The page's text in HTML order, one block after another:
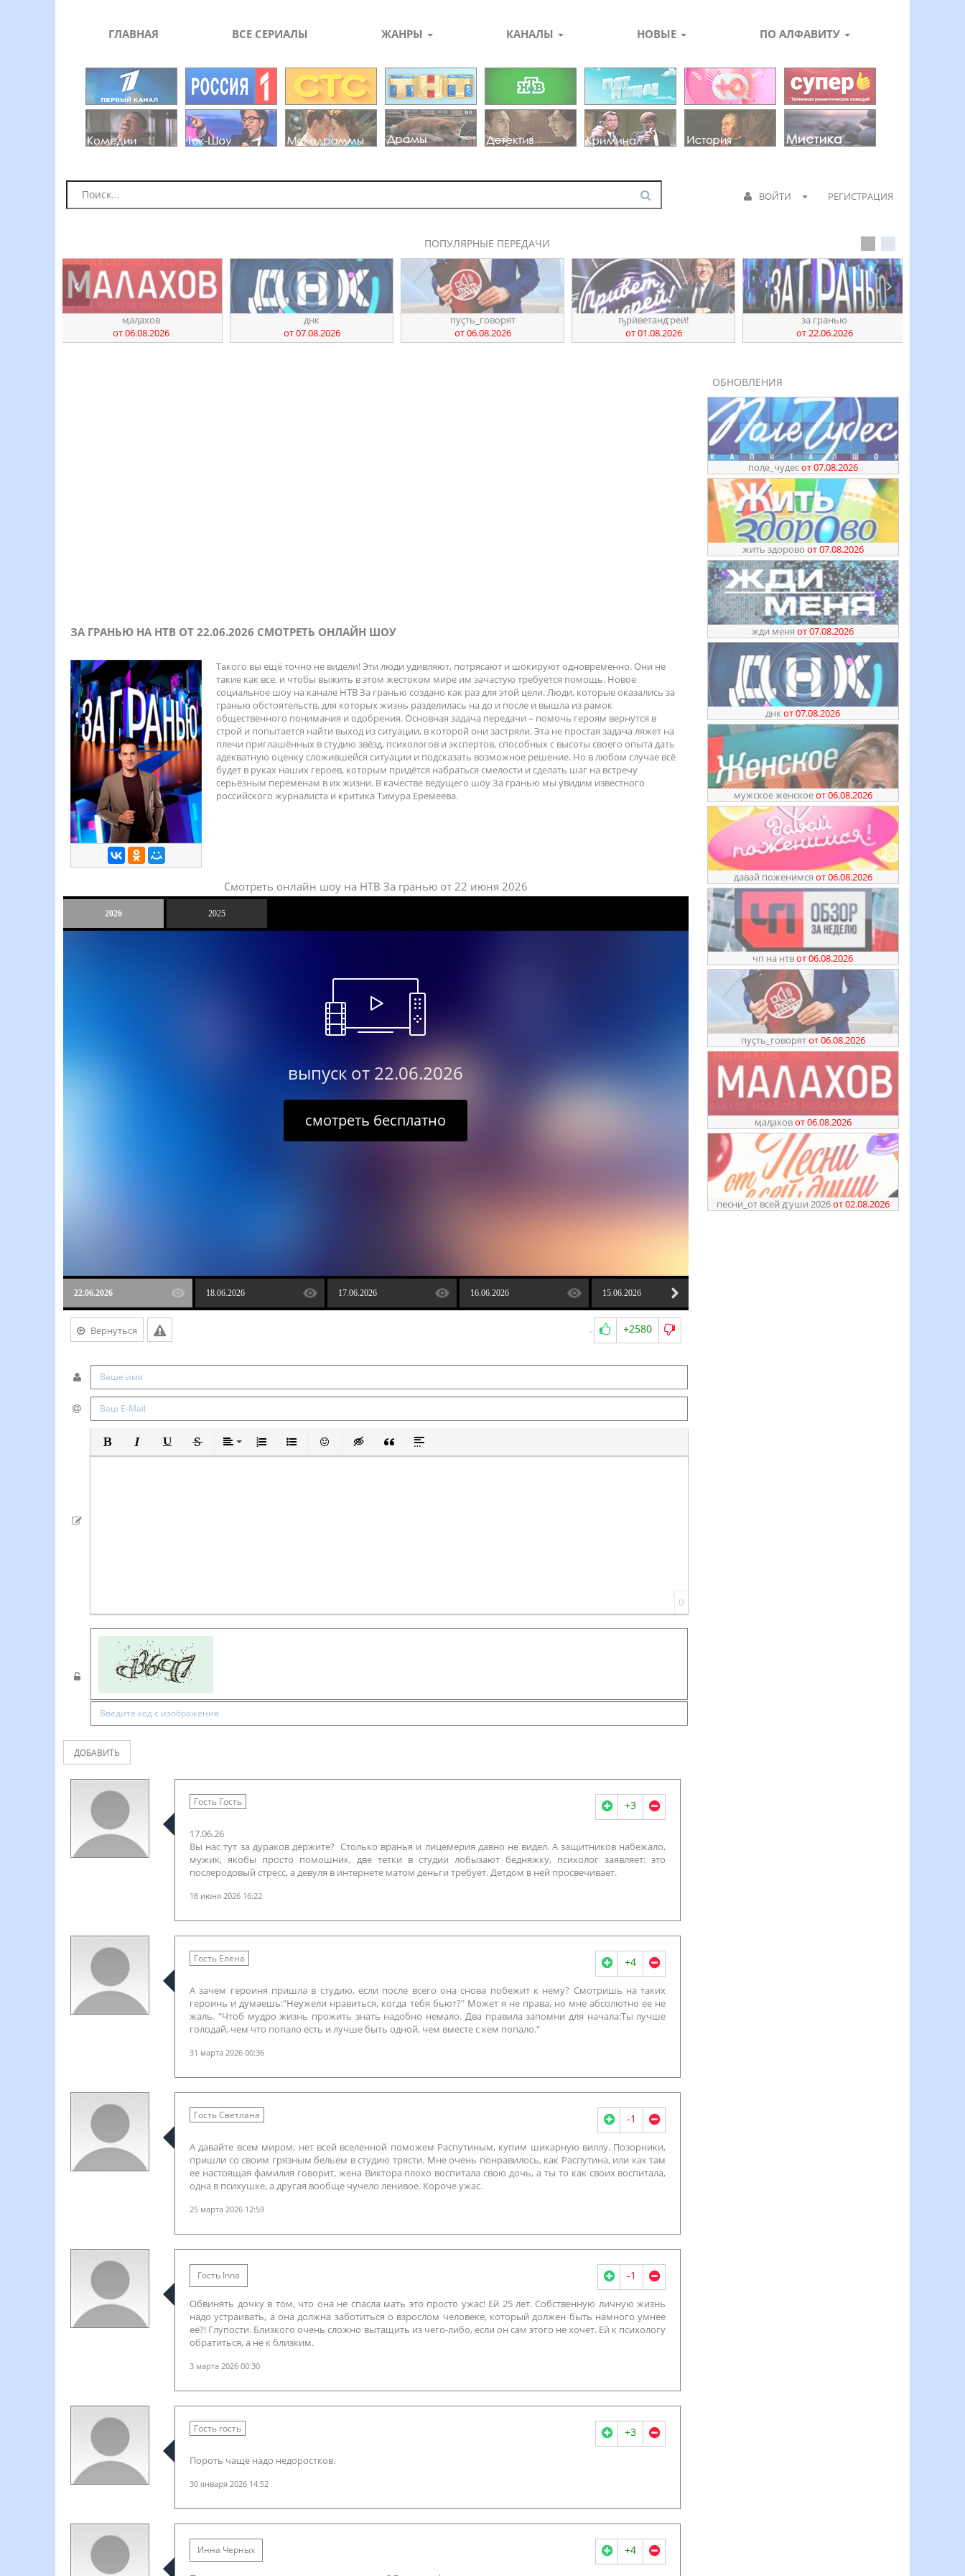
ГЛАВНАЯ ВСЕ СЕРИАЛЫ ЖАНРЫ КАНАЛЫ НОВЫЕ ПО АЛФАВИТУ
ВОЙТИ РЕГИСТРАЦИЯ
ПОПУЛЯРНЫЕ ПЕРЕДАЧИ
ӎаԓахов
от 06.08.2026
днк
от 07.08.2026
пуҫть_говорят
от 06.08.2026
ҧрӥветанꙣреӥ!
от 01.08.2026
за гранью
от 22.06.2026
ЗА ГРАНЬЮ НА НТВ ОТ 22.06.2026 СМОТРЕТЬ ОНЛАЙН ШОУ
Такого вы ещё точно не видели! Эти люди удивляют, потрясают и шокируют одновременно. Они не
такие как все, и чтобы выжить в этом жестоком мире им зачастую требуется помощь. Новое
социальное шоу на канале НТВ За гранью создано как раз для этой цели. Люди, которые оказались за
гранью обстоятельств, для которых жизнь разделилась на до и после и вышла из рамок
общественного понимания и одобрения. Основная задача передачи – помочь героям вернутся в
строй и попытается найти выход из ситуации, в которой они застряли. Эта не простая задача ляжет на
плечи приглашённых в студию звёзд, психологов и экспертов, способных с высоты своего опыта дать
адекватную оценку сложившейся ситуации и подсказать возможное решение. Но в любом случае всё
будет в руках наших героев, которым придётся набраться смелости и сделать шаг на встречу
серьёзным переменам в их жизни. В качестве ведущего шоу За гранью мы увидим известного
российского журналиста и критика Тимура Еремеева.
Смотреть онлайн шоу на НТВ За гранью от 22 июня 2026
2026 2025
выпуск от 22.06.2026
смотреть бесплатно
22.06.2026 18.06.2026 17.06.2026 16.06.2026 15.06.2026
Вернуться +2580
Полужирный
КурсивПодчеркнутый
ЗачеркнутыйВыравнивание
Нумерованный список
Маркированный список
Вставить смайлик
Вставка скрытого текста
Вставка цитаты
Вставка спойлера
0
ДОБАВИТЬ
Гость Гость +3
17.06.26
Вы нас тут за дураков держите? Столько вранья и лицемерия давно не видел. А защитников набежало,
мужик, якобы просто помошник, две тетки в студии лобызают бедняжку, психолог заявляет: это
послеродовый стресс, а девуля в интернете матом деньги требует. Детдом в ней просвечивает.
18 июня 2026 16:22
Гость Елена +4
А зачем героиня пришла в студию, если после всего она снова побежит к нему? Смотришь на таких
героинь и думаешь:"Неужели нравиться, когда тебя бьют?" Может я не права, но мне абсолютно ее не
жаль. "Чтоб мудро жизнь прожить знать надобно немало. Два правила запомни для начала:Ты лучше
голодай, чем что попало есть и лучше быть одной, чем вместе с кем попало."
31 марта 2026 00:36
Гость Светлана -1
А давайте всем миром, нет всей вселенной поможем Распутиным, купим шикарную виллу. Позорники,
пришли со своим грязным бельем в студию трясти. Мне очень понравилось, как Распутина, или как там
ее настоящая фамилия говорит, жена Виктора плохо воспитала свою дочь, а ты то как своих воспитала,
одна в психушке, а другая вообще чучело ленивое. Короче ужас.
25 марта 2026 12:59
Гость Inna -1
Обвинять дочку в том, что она не спасла мать это просто ужас! Ей 25 лет. Собственную личную жизнь
надо устраивать, а она должна заботиться о взрослом человеке, который должен быть намного умнее
её?! Глупости. Близкого очень сложно вытащить из чего-либо, если он сам этого не хочет. Ей к психологу
обратиться, а не к близким.
3 марта 2026 00:30
Гость гость +3
Пороть чаще надо недоростков.
30 января 2026 14:52
Инна Черных +4
ОБНОВЛЕНИЯ
поӆе_чудесот 07.08.2026
жить здорово от 07.08.2026
жди меня от 07.08.2026
днк от 07.08.2026
мужское женскоеот 06.08.2026
давай поженимся от 06.08.2026
чп на нтвот 06.08.2026
пуҫть_говорятот 06.08.2026
ӎаԓаховот 06.08.2026
песни_от всей ꙣуши 2026от 02.08.2026